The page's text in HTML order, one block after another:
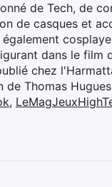
de Tech, de
de casques et
dans le film
chez
Thomas
,